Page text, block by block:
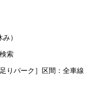
）
索
りパーク］区間：全車線